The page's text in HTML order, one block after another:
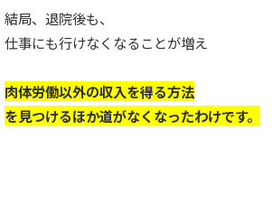
結局、退院後も、
仕事にも行けなくなることが増え
肉体労働以外の収入を得る方法
を見つけるほか道がなくなったわけです。